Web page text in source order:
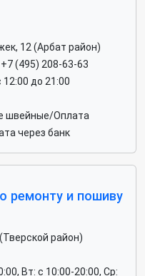
12 (Арбат район)
(495) 208-63-63
до 21:00
швейные/Оплата
через банк
ремонту и пошиву
район)
Вт: c 10:00-20:00, Ср: